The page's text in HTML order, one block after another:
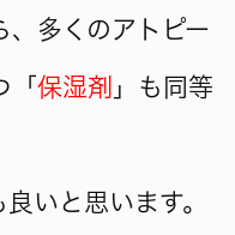
、多くのアトピー
「 保湿剤 」も同等
いと思います。